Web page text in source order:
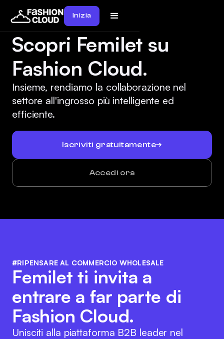
Inizia
Scopri Femilet su
Fashion Cloud.
Insieme, rendiamo la collaborazione nel
settore all'ingrosso più intelligente ed
efficiente.
Iscriviti gratuitamente
Accedi ora
#RIPENSARE AL COMMERCIO WHOLESALE
Femilet ti invita a
entrare a far parte di
Fashion Cloud.
Unisciti alla piattaforma B2B leader nel